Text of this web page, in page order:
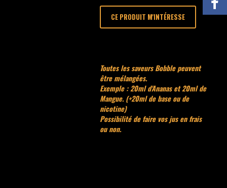
CE PRODUIT M'INTÉRESSE
Toutes les saveurs Bobble peuvent
être mélangées.
Exemple : 20ml d'Ananas et 20ml de
Mangue. (+20ml de base ou de
nicotine)
Possibilité de faire vos jus en frais
ou non.